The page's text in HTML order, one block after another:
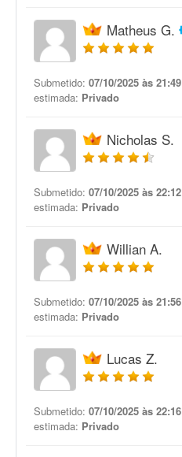
Matheus G.
Submetido: 07/10/2025 às 21:49
estimada: Privado
Nicholas S.
Submetido: 07/10/2025 às 22:12
estimada: Privado
Willian A.
Submetido: 07/10/2025 às 21:56
estimada: Privado
Lucas Z.
Submetido: 07/10/2025 às 22:16
estimada: Privado